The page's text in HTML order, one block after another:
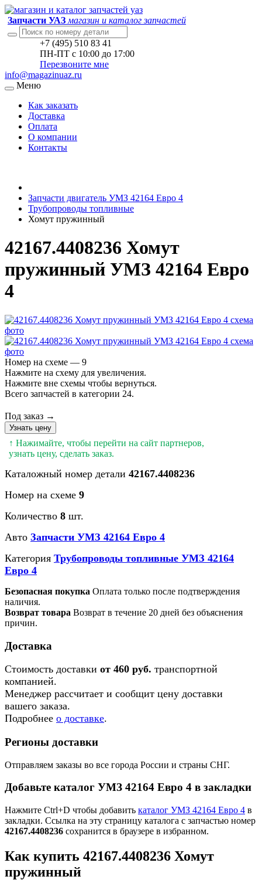
Запчасти УАЗ магазин и каталог запчастей
+7 (495) 510 83 41
ПН-ПТ с 10:00 до 17:00
Перезвоните мне
info@magazinuaz.ru
Меню
Как заказать
Доставка
Оплата
О компании
Контакты
Запчасти двигатель УМЗ 42164 Евро 4
Трубопроводы топливные
Хомут пружинный
42167.4408236 Хомут
пружинный УМЗ 42164 Евро
4
Номер на схеме — 9
Нажмите на схему для увеличения.
Нажмите вне схемы чтобы вернуться.
Всего запчастей в категории 24.
Под заказ →
Узнать цену
↑ Нажимайте, чтобы перейти на сайт партнеров,
узнать цену, сделать заказ.
Каталожный номер детали 42167.4408236
Номер на схеме 9
Количество 8 шт.
Авто Запчасти УМЗ 42164 Евро 4
Категория Трубопроводы топливные УМЗ 42164
Евро 4
Безопасная покупка Оплата только после подтверждения
наличия.
Возврат товара Возврат в течение 20 дней без объяснения
причин.
Доставка
Стоимость доставки от 460 руб. транспортной
компанией.
Менеджер рассчитает и сообщит цену доставки
вашего заказа.
Подробнее о доставке.
Регионы доставки
Отправляем заказы во все города России и страны СНГ.
Добавьте каталог УМЗ 42164 Евро 4 в закладки
Нажмите Ctrl+D чтобы добавить каталог УМЗ 42164 Евро 4 в
закладки. Ссылка на эту страницу каталога с запчастью номер
42167.4408236 сохранится в браузере в избранном.
Как купить 42167.4408236 Хомут
пружинный